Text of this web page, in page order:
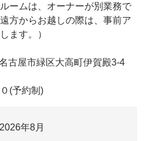
ムは、オーナーが別業務で
方からお越しの際は、事前ア
ます。）
古屋市緑区大高町伊賀殿3-4
(予約制)
2026年8月